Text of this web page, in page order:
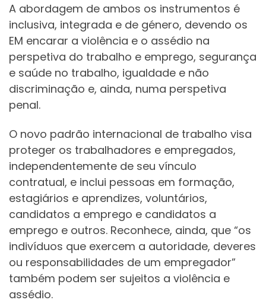
A abordagem de ambos os instrumentos é
inclusiva, integrada e de género, devendo os
EM encarar a violência e o assédio na
perspetiva do trabalho e emprego, segurança
e saúde no trabalho, igualdade e não
discriminação e, ainda, numa perspetiva
penal.
O novo padrão internacional de trabalho visa
proteger os trabalhadores e empregados,
independentemente de seu vínculo
contratual, e inclui pessoas em formação,
estagiários e aprendizes, voluntários,
candidatos a emprego e candidatos a
emprego e outros. Reconhece, ainda, que “os
indivíduos que exercem a autoridade, deveres
ou responsabilidades de um empregador”
também podem ser sujeitos a violência e
assédio.